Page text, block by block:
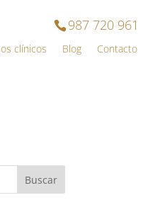
987 720 961
clínicos Blog Contacto